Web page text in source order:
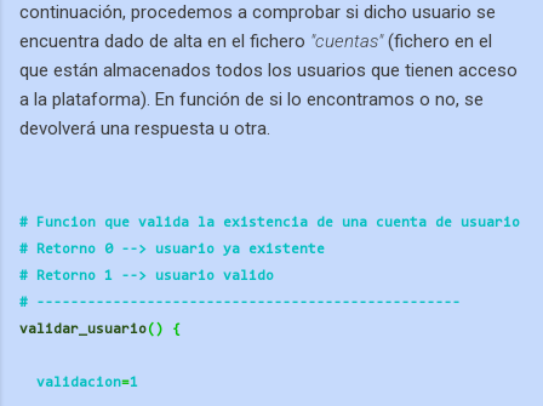
continuación, procedemos a comprobar si dicho usuario se
encuentra dado de alta en el fichero "cuentas"(fichero en el
que están almacenados todos los usuarios que tienen acceso
a la plataforma). En función de si lo encontramos o no, se
devolverá una respuesta u otra.
# Funcion que valida la existencia de una cuenta de usuario
# Retorno 0 --> usuario ya existente
# Retorno 1 --> usuario valido
# --------------------------------------------------
validar_usuario() {
validacion=1